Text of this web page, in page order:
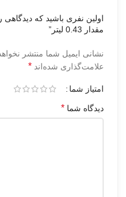
اولین نفری باشید که دیدگاهی
مقدار 0.43 لیتر”
نشانی ایمیل شما منتشر
علامت‌گذاری شده‌اند *
امتیاز شما
دیدگاه شما *